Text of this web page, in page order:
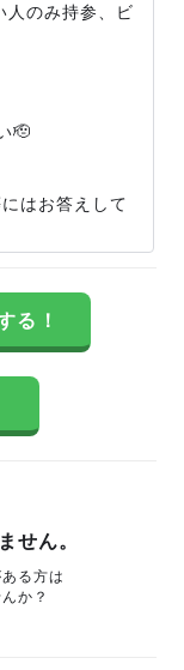
人のみ持参、ビ
🫡
はお答えして
る！
せん。
る方は
か？